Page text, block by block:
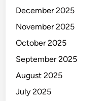
December 2025
November 2025
October 2025
September 2025
August 2025
July 2025